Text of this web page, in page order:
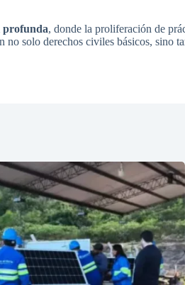
profunda, donde la proliferación de
no solo derechos civiles básicos, sino